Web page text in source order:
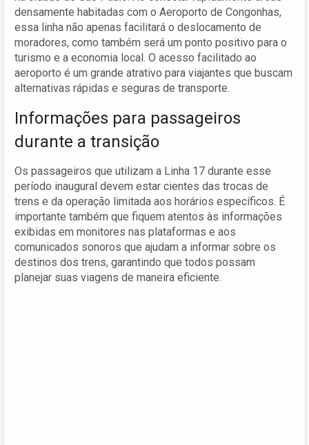
densamente habitadas com o Aeroporto de Congonhas,
essa linha não apenas facilitará o deslocamento de
moradores, como também será um ponto positivo para o
turismo e a economia local. O acesso facilitado ao
aeroporto é um grande atrativo para viajantes que buscam
alternativas rápidas e seguras de transporte.
Informações para passageiros
durante a transição
Os passageiros que utilizam a Linha 17 durante esse
período inaugural devem estar cientes das trocas de
trens e da operação limitada aos horários específicos. É
importante também que fiquem atentos às informações
exibidas em monitores nas plataformas e aos
comunicados sonoros que ajudam a informar sobre os
destinos dos trens, garantindo que todos possam
planejar suas viagens de maneira eficiente.